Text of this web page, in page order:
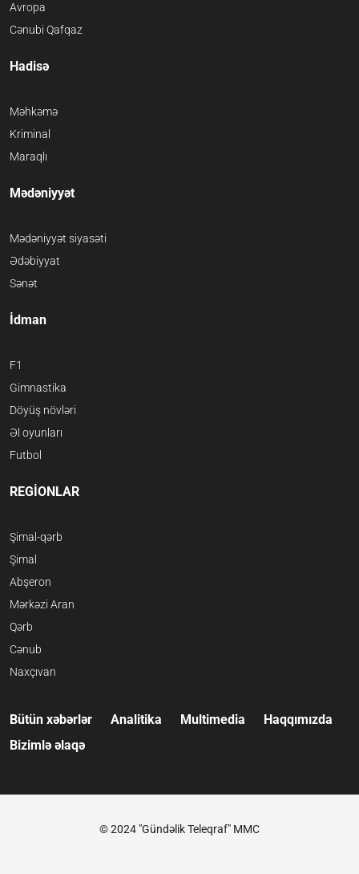
Avropa
Cənubi Qafqaz
Hadisə
Məhkəmə
Kriminal
Maraqlı
Mədəniyyət
Mədəniyyət siyasəti
Ədəbiyyat
Sənət
İdman
F1
Gimnastika
Döyüş növləri
Əl oyunları
Futbol
REGİONLAR
Şimal-qərb
Şimal
Abşeron
Mərkəzi Aran
Qərb
Cənub
Naxçıvan
Bütün xəbərlər Analitika Multimedia
Haqqımızda
Bizimlə əlaqə
© 2024 "Gündəlik Teleqraf" MMC